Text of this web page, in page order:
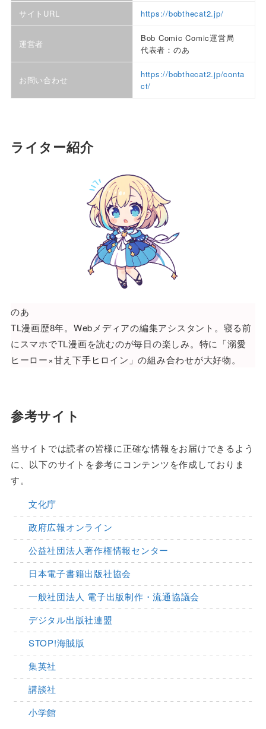
サイトURL https://bobthecat2.jp/
運営者
Bob Comic Comic運営局
代表者：のあ
お問い合わせ
https://bobthecat2.jp/conta
ct/
ライター紹介
のあ
TL漫画歴8年。Webメディアの編集アシスタント。寝る前
にスマホでTL漫画を読むのが毎日の楽しみ。特に「溺愛
ヒーロー×甘え下手ヒロイン」の組み合わせが大好物。
参考サイト
当サイトでは読者の皆様に正確な情報をお届けできるよう
に、以下のサイトを参考にコンテンツを作成しておりま
す。
文化庁
政府広報オンライン
公益社団法人著作権情報センター
日本電子書籍出版社協会
一般社団法人 電子出版制作・流通協議会
デジタル出版社連盟
STOP!海賊版
集英社
講談社
小学館